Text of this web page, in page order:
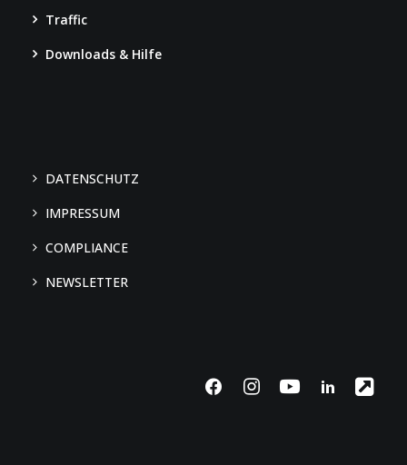
Traffic
Downloads & Hilfe
DATENSCHUTZ
IMPRESSUM
COMPLIANCE
NEWSLETTER
Accept all